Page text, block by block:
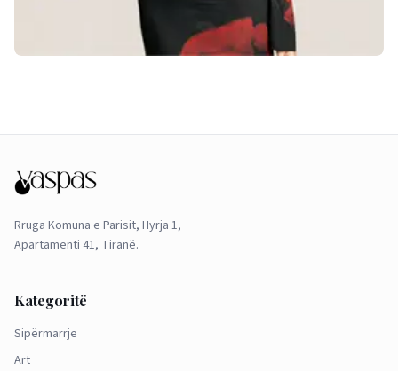
Rruga Komuna e Parisit, Hyrja 1,
Apartamenti 41, Tiranë.
Kategoritë
Sipërmarrje
Art